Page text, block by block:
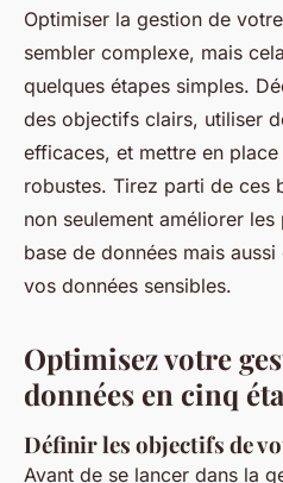
Optimisez votre
de données en
simples
Clara•20 juin 2024•2 min de
Optimiser la gestion de
sembler complexe, mais
quelques étapes simples.
des objectifs clairs, utiliser
efficaces, et mettre en
robustes. Tirez parti de ces
non seulement améliorer
base de données mais
vos données sensibles.
Optimisez votre
données en cinq
Définir les objectifs de
Avant de se lancer dans la